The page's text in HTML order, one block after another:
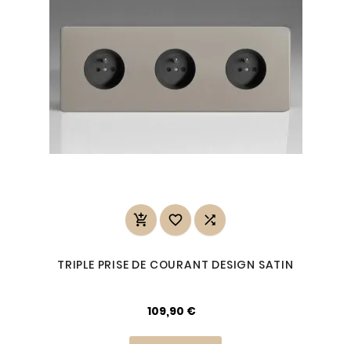
  
TRIPLE PRISE DE COURANT DESIGN SATIN
109,90 €